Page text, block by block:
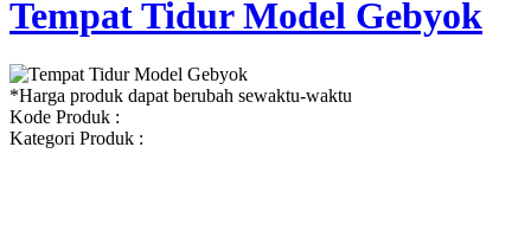
Tempat Tidur Model Gebyok
*Harga produk dapat berubah sewaktu-waktu
Kode Produk :
Kategori Produk :